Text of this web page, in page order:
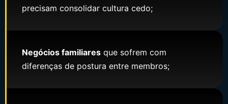
precisam consolidar cultura cedo;
Negócios familiares que sofrem com
diferenças de postura entre membros;